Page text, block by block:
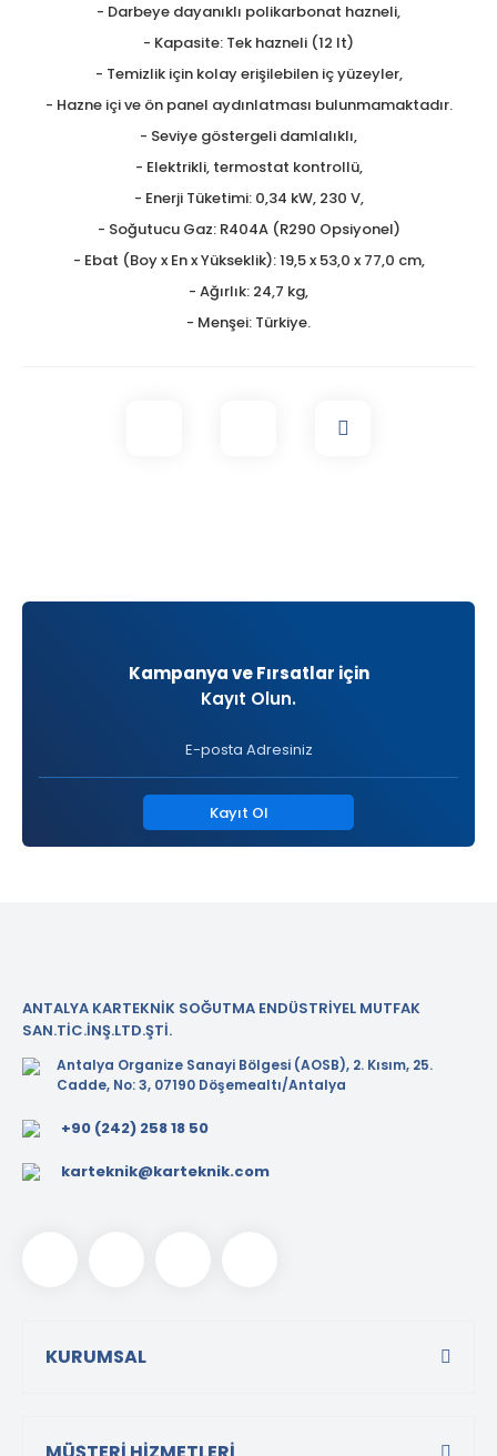
- Darbeye dayanıklı polikarbonat hazneli,
- Kapasite: Tek hazneli (12 lt)
- Temizlik için kolay erişilebilen iç yüzeyler,
- Hazne içi ve ön panel aydınlatması bulunmamaktadır.
- Seviye göstergeli damlalıklı,
- Elektrikli, termostat kontrollü,
- Enerji Tüketimi: 0,34 kW, 230 V,
- Soğutucu Gaz: R404A (R290 Opsiyonel)
- Ebat (Boy x En x Yükseklik): 19,5 x 53,0 x 77,0 cm,
- Ağırlık: 24,7 kg,
- Menşei: Türkiye.
Kampanya ve Fırsatlar için
Kayıt Olun.
Kayıt Ol
ANTALYA KARTEKNİK SOĞUTMA ENDÜSTRİYEL MUTFAK
SAN.TİC.İNŞ.LTD.ŞTİ.
Antalya Organize Sanayi Bölgesi (AOSB), 2. Kısım, 25.
Cadde, No: 3, 07190 Döşemealtı/Antalya
+90 (242) 258 18 50
karteknik@karteknik.com
KURUMSAL